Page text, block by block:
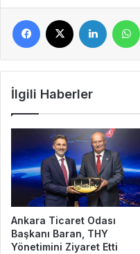
Facebook LinkedIn
İlgili Haberler
Ankara Ticaret Odası
Başkanı Baran, THY
Yönetimini Ziyaret Etti